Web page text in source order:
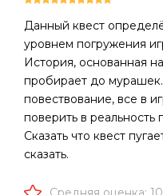
Данный квест
уровнем погружения
История, основанная
пробирает до
повествование, все в
поверить в реальность
Сказать что квест
сказать.